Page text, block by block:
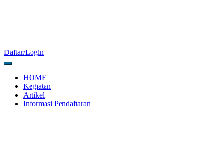
Daftar/Login
HOME
Kegiatan
Artikel
Informasi Pendaftaran